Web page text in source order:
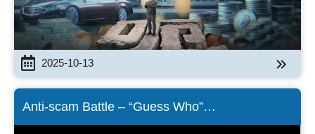
2025-10-13
Anti-scam Battle – “Guess Who”
Scam（English Version）